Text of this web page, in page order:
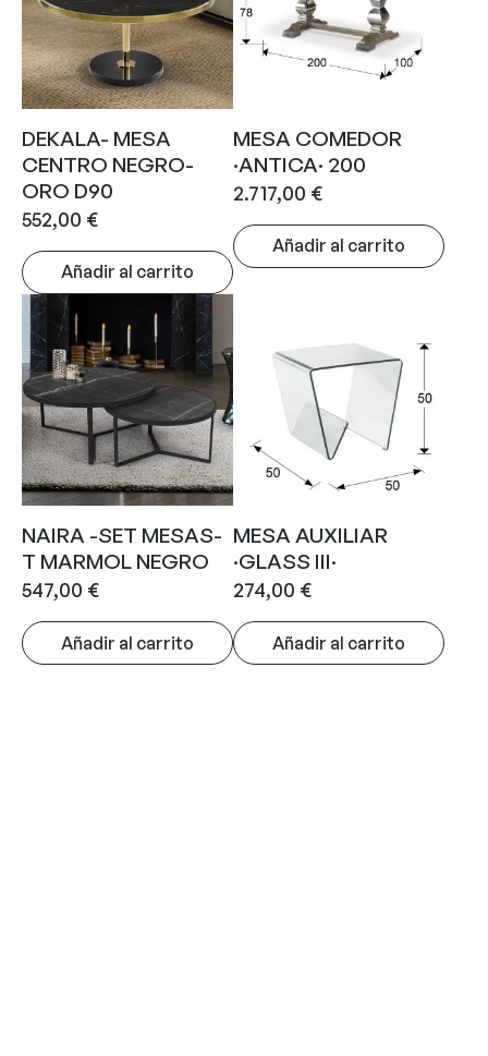
DEKALA- MESA
CENTRO NEGRO-
ORO D90
552,00 €
Añadir al carrito
MESA COMEDOR
·ANTICA· 200
2.717,00 €
Añadir al carrito
NAIRA -SET MESAS-
T MARMOL NEGRO
547,00 €
Añadir al carrito
MESA AUXILIAR
·GLASS III·
274,00 €
Añadir al carrito